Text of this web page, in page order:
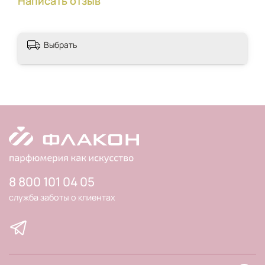
Выбрать
8 800 101 04 05
служба заботы о клиентах